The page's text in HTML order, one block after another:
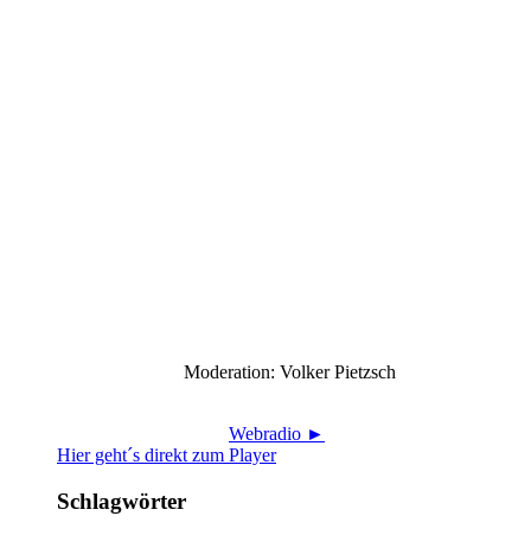
Moderation: Volker Pietzsch
Webradio ►
Hier geht´s direkt zum Player
Schlagwörter